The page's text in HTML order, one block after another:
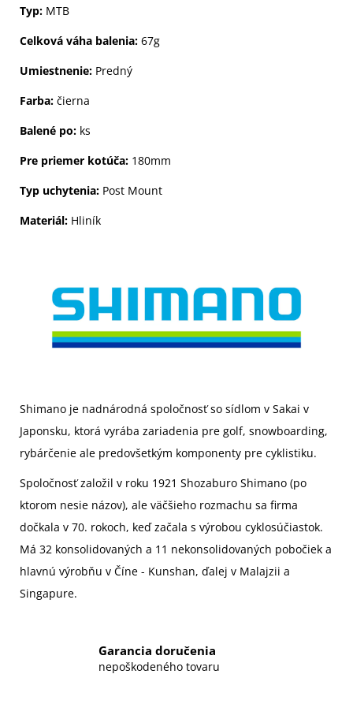
Typ: MTB
Celková váha balenia: 67g
Umiestnenie: Predný
Farba: čierna
Balené po: ks
Pre priemer kotúča: 180mm
Typ uchytenia: Post Mount
Materiál: Hliník
Shimano je nadnárodná spoločnosť so sídlom v Sakai v
Japonsku, ktorá vyrába zariadenia pre golf, snowboarding,
rybárčenie ale predovšetkým komponenty pre cyklistiku.
Spoločnosť založil v roku 1921 Shozaburo Shimano (po
ktorom nesie názov), ale väčšieho rozmachu sa firma
dočkala v 70. rokoch, keď začala s výrobou cyklosúčiastok.
Má 32 konsolidovaných a 11 nekonsolidovaných pobočiek a
hlavnú výrobňu v Číne - Kunshan, ďalej v Malajzii a
Singapure.
Garancia doručenia
nepoškodeného tovaru